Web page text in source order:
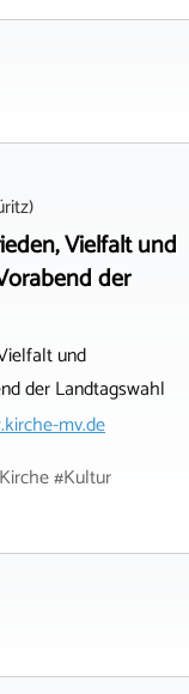
Vielfalt und
der
und
der Landtagswahl
mv.de
#Kultur